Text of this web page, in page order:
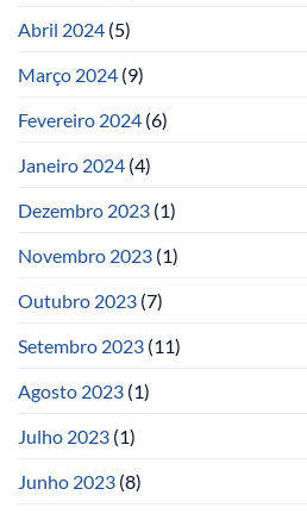
Abril 2024 (5)
Março 2024 (9)
Fevereiro 2024 (6)
Janeiro 2024 (4)
Dezembro 2023 (1)
Novembro 2023 (1)
Outubro 2023 (7)
Setembro 2023 (11)
Agosto 2023 (1)
Julho 2023 (1)
Junho 2023 (8)